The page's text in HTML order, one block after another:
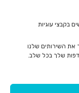
בקבצי עוגיות
את השירותים שלנו
שלך בכל שלב.